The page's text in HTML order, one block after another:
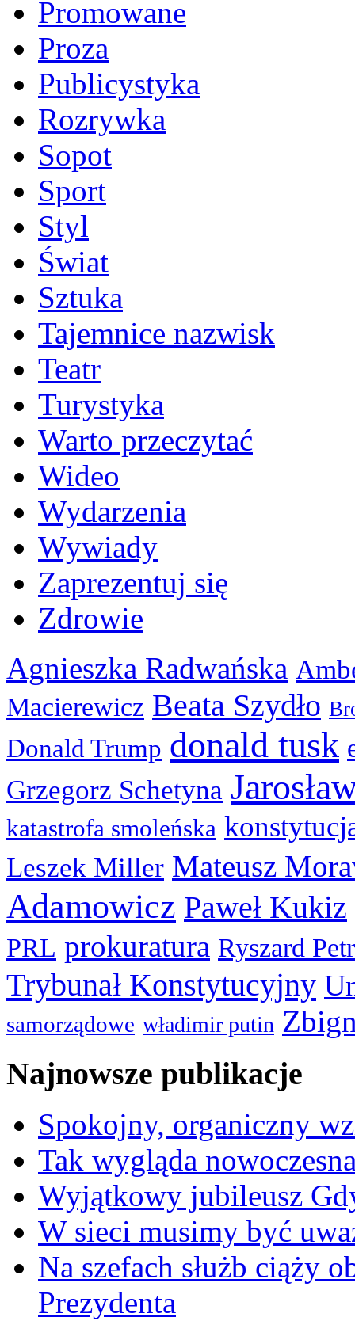
Promowane
Proza
Publicystyka
Rozrywka
Sopot
Sport
Styl
Świat
Sztuka
Tajemnice nazwisk
Teatr
Turystyka
Warto przeczytać
Wideo
Wydarzenia
Wywiady
Zaprezentuj się
Zdrowie
Agnieszka Radwańska
Macierewicz Beata Szydło
Donald Trump donald tusk
Grzegorz Schetyna
katastrofa smoleńska
Leszek Miller Mateusz
Adamowicz Paweł Kukiz
PRL prokuratura Ryszard
Trybunał Konstytucyjny
samorządowe władimir putin
Najnowsze publikacje
Spokojny, organiczny
Tak wygląda
Wyjątkowy jubileusz
W sieci musimy być
Na szefach służb ciąży
Prezydenta